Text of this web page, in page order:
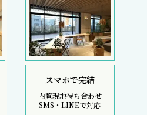
スマホで完結
内覧現地待ち合わせ
SMS・LINEで対応